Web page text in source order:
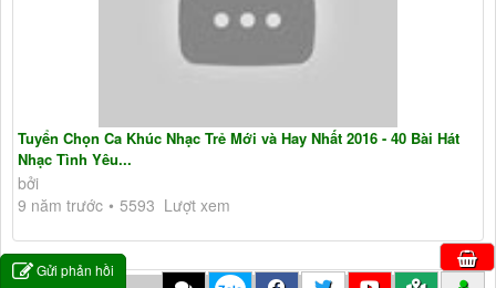
Tuyển Chọn Ca Khúc Nhạc Trẻ Mới và Hay Nhất 2016 - 40 Bài Hát
Nhạc Tình Yêu...
bởi
9 năm trước
5593 Lượt xem
Gửi phản hồi